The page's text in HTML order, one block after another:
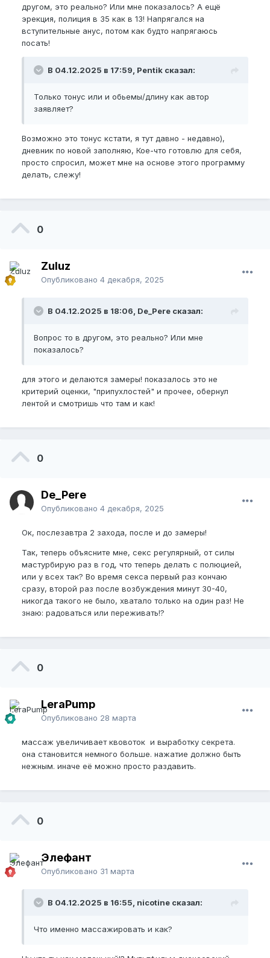
другом, это реально? Или мне показалось? А ещё
эрекция, полиция в 35 как в 13! Напрягался на
вступительные анус, потом как будто напрягаюсь
посать!
В 04.12.2025 в 17:59, Pentik сказал:
Только тонус или и обьемы/длину как автор
заявляет?
Возможно это тонус кстати, я тут давно - недавно),
дневник по новой заполняю, Кое-что готовлю для себя,
просто спросил, может мне на основе этого программу
делать, слежу!
0
Zuluz
Опубликовано 4 декабря, 2025
В 04.12.2025 в 18:06, De_Pere сказал:
Вопрос то в другом, это реально? Или мне
показалось?
для этого и делаются замеры! показалось это не
критерий оценки, "припухлостей" и прочее, обернул
лентой и смотришь что там и как!
0
De_Pere
Опубликовано 4 декабря, 2025
Ок, послезавтра 2 захода, после и до замеры!
Так, теперь объясните мне, секс регулярный, от силы
мастурбирую раз в год, что теперь делать с полюцией,
или у всех так? Во время секса первый раз кончаю
сразу, второй раз после возбуждения минут 30-40,
никогда такого не было, хватало только на один раз! Не
знаю: радоваться или переживать!?
0
LeraPump
Опубликовано 28 марта
массаж увеличивает квовоток и выработку секрета.
она становится немного больше. нажатие должно быть
нежным. иначе её можно просто раздавить.
0
Элефант
Опубликовано 31 марта
В 04.12.2025 в 16:55, nicotine сказал:
Что именно массажировать и как?